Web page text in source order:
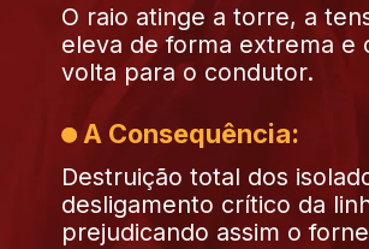
O raio atinge a torre, a
eleva de forma extrema e
volta para o condutor.
A Consequência:
Destruição total dos
desligamento crítico da
prejudicando assim o